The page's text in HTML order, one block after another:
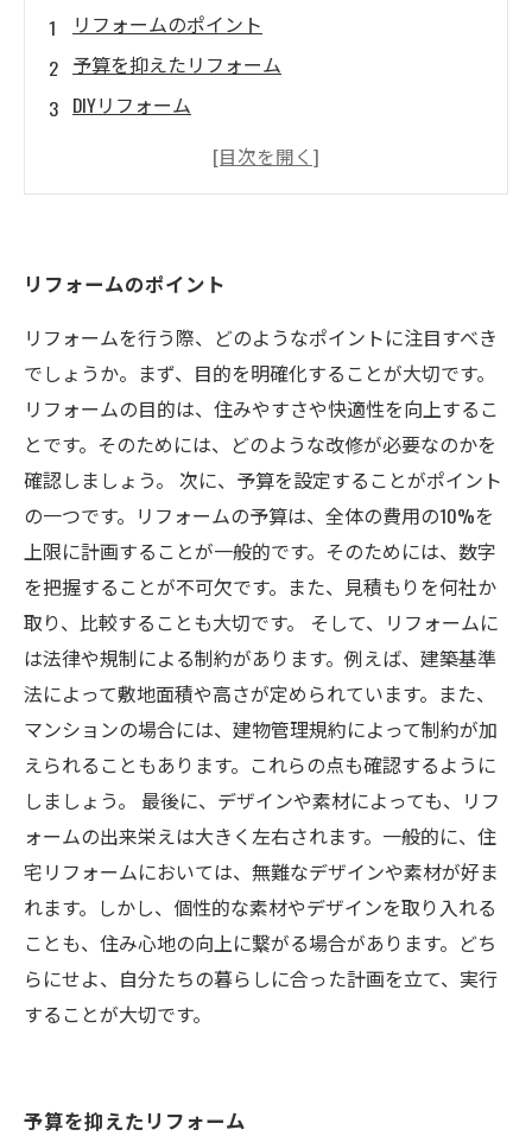
リフォームのポイント
予算を抑えたリフォーム
DIYリフォーム
リフォームで増やす収納スペース
リフォームのポイント
リフォームを行う際、どのようなポイントに注目すべき
でしょうか。まず、目的を明確化することが大切です。
リフォームの目的は、住みやすさや快適性を向上するこ
とです。そのためには、どのような改修が必要なのかを
確認しましょう。 次に、予算を設定することがポイント
の一つです。リフォームの予算は、全体の費用の10%を
上限に計画することが一般的です。そのためには、数字
を把握することが不可欠です。また、見積もりを何社か
取り、比較することも大切です。 そして、リフォームに
は法律や規制による制約があります。例えば、建築基準
法によって敷地面積や高さが定められています。また、
マンションの場合には、建物管理規約によって制約が加
えられることもあります。これらの点も確認するように
しましょう。 最後に、デザインや素材によっても、リフ
ォームの出来栄えは大きく左右されます。一般的に、住
宅リフォームにおいては、無難なデザインや素材が好ま
れます。しかし、個性的な素材やデザインを取り入れる
ことも、住み心地の向上に繋がる場合があります。どち
らにせよ、自分たちの暮らしに合った計画を立て、実行
することが大切です。
予算を抑えたリフォーム